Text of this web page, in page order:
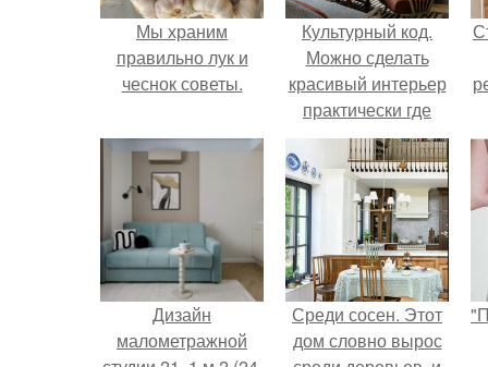
Мы храним
правильно лук и
чеснок советы.
Культурный код.
Можно сделать
красивый интерьер
практически где
угодно.
Дизайн
малометражной
Среди сосен. Этот
дом словно вырос